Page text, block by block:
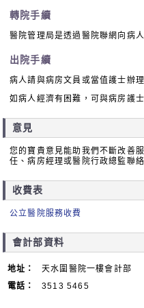
轉院手續
醫院管理局是透過醫院聯網向病
出院手續
病人請與病房文員或當值護士辦
如病人經濟有困難，可與病房護
意見
您的寶貴意見能助我們不斷改善
任、病房經理或醫院行政總監聯絡
收費表
公立醫院服務收費
會計部資料
地址：
天水圍醫院一樓會計部
電話：
3513 5465